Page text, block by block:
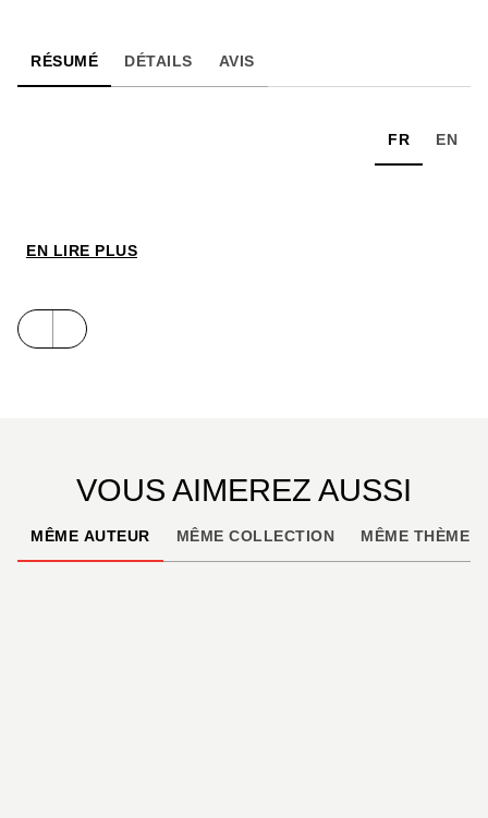
RÉSUMÉ DÉTAILS AVIS
FR EN
EN LIRE PLUS
VOUS AIMEREZ AUSSI
MÊME AUTEUR MÊME COLLECTION MÊME THÈME